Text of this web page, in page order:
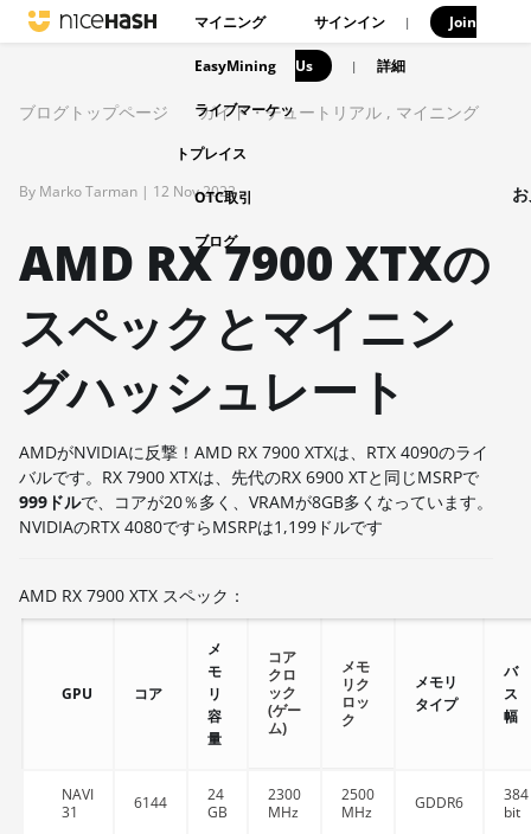
マイニング
EasyMining
ライブマーケッ
トプレイス
OTC取引
ブログ
サインイン | Join
Us | 詳細
ブログトップページ ガイド・チュートリアル , マイニング
By Marko Tarman | 12 Nov 2022
AMD RX 7900 XTXの
スペックとマイニン
グハッシュレート
AMDがNVIDIAに反撃！AMD RX 7900 XTXは、RTX 4090のライ
バルです。RX 7900 XTXは、先代のRX 6900 XTと同じMSRPで
999ドルで、コアが20％多く、VRAMが8GB多くなっています。
NVIDIAのRTX 4080ですらMSRPは1,199ドルです
AMD RX 7900 XTX スペック：
GPU コア
メ
モ
リ
容
量
コア
クロ
ック
(ゲー
ム)
メモ
リク
ロッ
ク
メモリ
タイプ
バ
ス
幅
NAVI
31
6144
24
GB
2300
MHz
2500
MHz
GDDR6
384
bit